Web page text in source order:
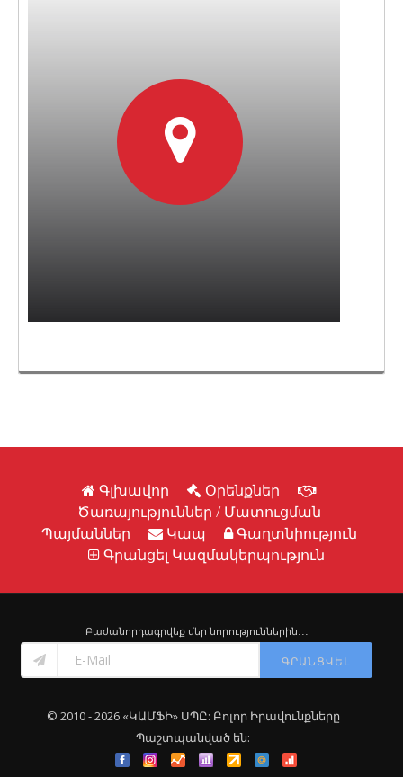
Գլխավոր
Օրենքներ
Ծառայություններ / Մատուցման
Պայմաններ
Կապ
Գաղտնիություն
Գրանցել Կազմակերպություն
Բաժանորդագրվեք մեր նորություններին․․․
ԳՐԱՆՑՎԵԼ
© 2010 - 2026 «ԿԱՄՖԻ» ՍՊԸ: Բոլոր Իրավունքները
Պաշտպանված են: